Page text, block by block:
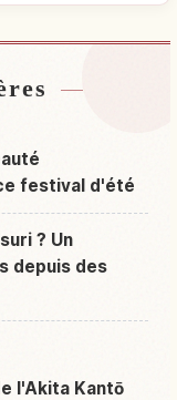
Kantou
Matsuri ↗
festival d'été
? Un
depuis des
l'Akita Kantō